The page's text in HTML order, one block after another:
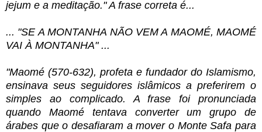
jejum e a meditação." A frase correta é...
... "SE A MONTANHA NÃO VEM A MAOMÉ, MAOMÉ
VAI À MONTANHA" ...
"Maomé (570-632), profeta e fundador do Islamismo,
ensinava seus seguidores islâmicos a preferirem o
simples ao complicado. A frase foi pronunciada
quando Maomé tentava converter um grupo de
árabes que o desafiaram a mover o Monte Safa para